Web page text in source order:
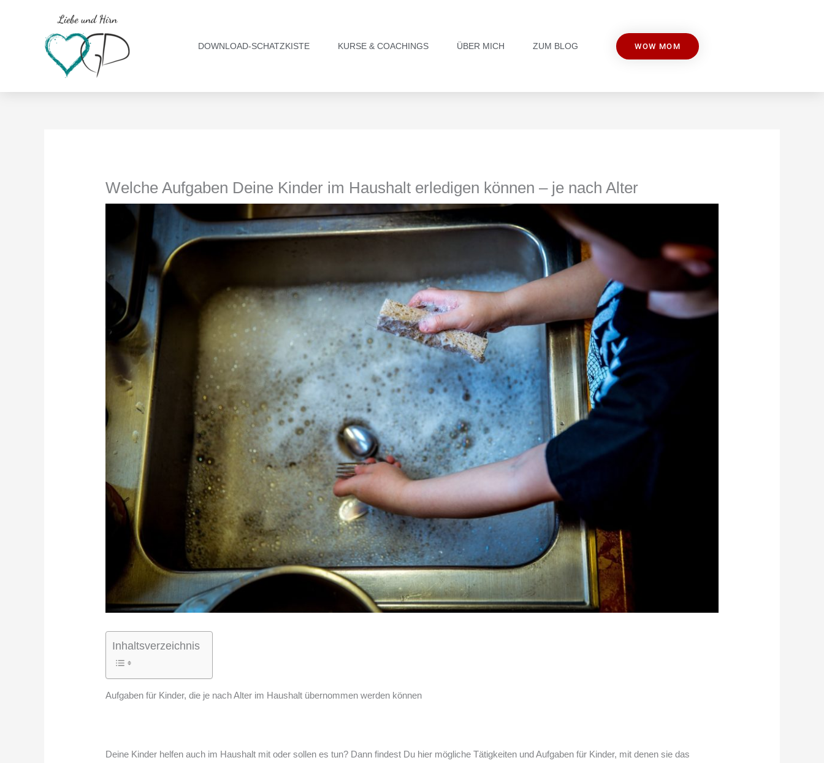
DOWNLOAD-SCHATZKISTE KURSE & COACHINGS ÜBER MICH ZUM BLOG WOW MOM
Welche Aufgaben Deine Kinder im Haushalt erledigen können – je nach Alter
Inhaltsverzeichnis
Aufgaben für Kinder, die je nach Alter im Haushalt übernommen werden können
Deine Kinder helfen auch im Haushalt mit oder sollen es tun? Dann findest Du hier mögliche Tätigkeiten und Aufgaben für Kinder, mit denen sie das